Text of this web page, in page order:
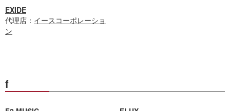
EXIDE
代理店： イースコーポレーショ
ン
f